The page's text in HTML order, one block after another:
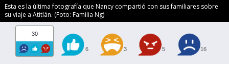
Esta es la última fotografía que Nancy compartió con sus familiares sobre
su viaje a Atitlán. (Foto: Familia Ng)
30
6 3 5 16